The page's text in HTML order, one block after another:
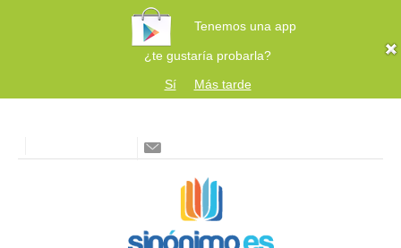
Tenemos una app
¿te gustaría probarla?
Sí
Más tarde